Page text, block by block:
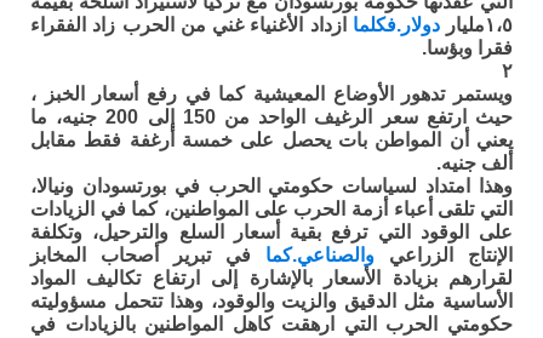
١،٥مليار
دولار.فكلما ازداد الأغنياء غني من الحرب زاد الفقراء
فقرا وبؤسا.
٢
ويستمر تدهور الأوضاع المعيشية كما في رفع أسعار الخبز ،
حيث ارتفع سعر الرغيف الواحد من 150 إلى 200 جنيه، ما
يعني أن المواطن بات يحصل على خمسة أرغفة فقط مقابل
ألف جنيه.
وهذا امتداد لسياسات حكومتي الحرب في بورتسودان ونيالا،
التي تلقى أعباء أزمة الحرب على المواطنين، كما في الزيادات
على الوقود التي ترفع بقية أسعار السلع والترحيل، وتكلفة
الإنتاج الزراعي والصناعي.كما في تبرير أصحاب المخابز
لقرارهم بزيادة الأسعار بالإشارة إلى ارتفاع تكاليف المواد
الأساسية مثل الدقيق والزيت والوقود، وهذا تتحمل مسؤوليته
حكومتي الحرب التي ارهقت كاهل المواطنين بالزيادات في